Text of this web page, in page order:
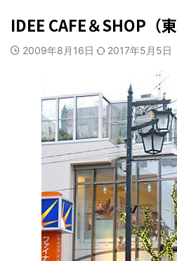
IDEE CAFE＆SHOP（
2009年8月16日 2017年5月5日